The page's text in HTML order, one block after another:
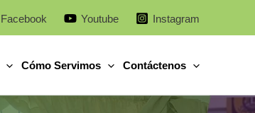
Facebook Youtube Instagram
Cómo Servimos Contáctenos